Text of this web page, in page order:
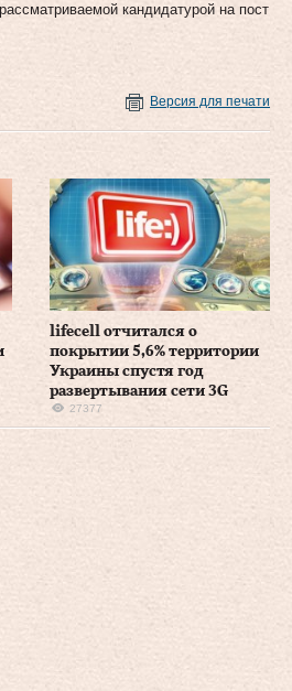
кандидатурой на пост
Версия для печати
lifecell отчитался о
покрытии 5,6% территории
Украины спустя год
развертывания сети 3G
27377